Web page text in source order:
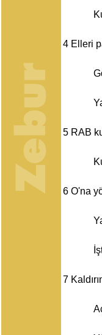
4 Elleri
5 RAB
6 O'na
7